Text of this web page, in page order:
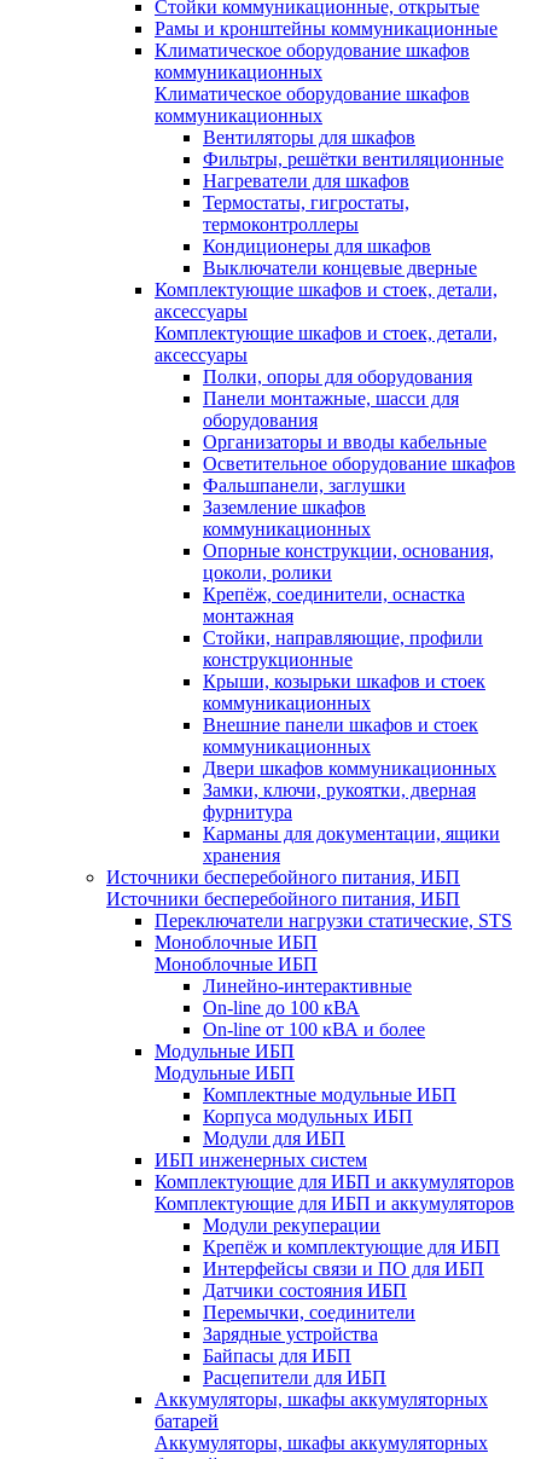
Стойки коммуникационные, открытые
Рамы и кронштейны коммуникационные
Климатическое оборудование шкафов
коммуникационных
Климатическое оборудование шкафов
коммуникационных
Вентиляторы для шкафов
Фильтры, решётки вентиляционные
Нагреватели для шкафов
Термостаты, гигростаты,
термоконтроллеры
Кондиционеры для шкафов
Выключатели концевые дверные
Комплектующие шкафов и стоек, детали,
аксессуары
Комплектующие шкафов и стоек, детали,
аксессуары
Полки, опоры для оборудования
Панели монтажные, шасси для
оборудования
Организаторы и вводы кабельные
Осветительное оборудование шкафов
Фальшпанели, заглушки
Заземление шкафов
коммуникационных
Опорные конструкции, основания,
цоколи, ролики
Крепёж, соединители, оснастка
монтажная
Стойки, направляющие, профили
конструкционные
Крыши, козырьки шкафов и стоек
коммуникационных
Внешние панели шкафов и стоек
коммуникационных
Двери шкафов коммуникационных
Замки, ключи, рукоятки, дверная
фурнитура
Карманы для документации, ящики
хранения
Источники бесперебойного питания, ИБП
Источники бесперебойного питания, ИБП
Переключатели нагрузки статические, STS
Моноблочные ИБП
Моноблочные ИБП
Линейно-интерактивные
On-line до 100 кВА
On-line от 100 кВА и более
Модульные ИБП
Модульные ИБП
Комплектные модульные ИБП
Корпуса модульных ИБП
Модули для ИБП
ИБП инженерных систем
Комплектующие для ИБП и аккумуляторов
Комплектующие для ИБП и аккумуляторов
Модули рекуперации
Крепёж и комплектующие для ИБП
Интерфейсы связи и ПО для ИБП
Датчики состояния ИБП
Перемычки, соединители
Зарядные устройства
Байпасы для ИБП
Расцепители для ИБП
Аккумуляторы, шкафы аккумуляторных
батарей
Аккумуляторы, шкафы аккумуляторных